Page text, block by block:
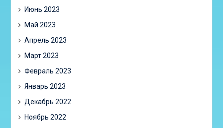
Июнь 2023
Май 2023
Апрель 2023
Март 2023
Февраль 2023
Январь 2023
Декабрь 2022
Ноябрь 2022